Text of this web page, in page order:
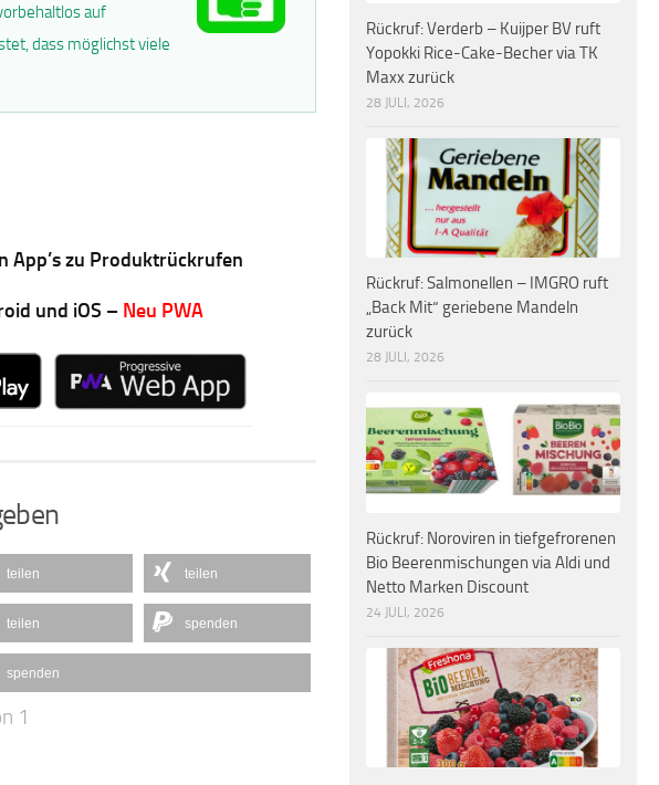
auf
dass möglichst viele
App’s zu Produktrückrufen
und iOS – Neu PWA
teilen teilen
teilen spenden
spenden
1
Rückruf: Verderb – Kuijper BV ruft
Yopokki Rice-Cake-Becher via TK
Maxx zurück
28 JULI, 2026
Rückruf: Salmonellen – IMGRO ruft
„Back Mit“ geriebene Mandeln
zurück
28 JULI, 2026
Rückruf: Noroviren in tiefgefrorenen
Bio Beerenmischungen via Aldi und
Netto Marken Discount
24 JULI, 2026